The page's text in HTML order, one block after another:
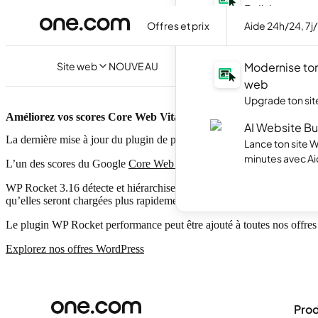
Offres et prix Aide 24h/24,
Site web NOUVEAU
Builder
Crée ton site
Modernise
web
Upgrade ton
AI Website
Lance ton site
minutes avec
Améliorez vos scores Core Web Vital avec WP Rocket 3.16
La dernière mise à jour du plugin de performance WP Rocket vous
L’un des scores du Google Core Web Vital
est la Largest Contentful
WP Rocket 3.16 détecte et hiérarchise automatiquement les images
qu’elles seront chargées plus rapidement. Le résultat est que le
Le plugin WP Rocket performance peut être ajouté à toutes nos offres
Explorez nos offres WordPress